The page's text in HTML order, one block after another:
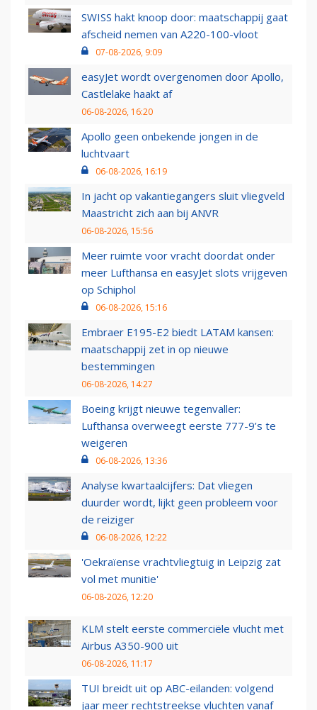
SWISS hakt knoop door: maatschappij gaat
afscheid nemen van A220-100-vloot
07-08-2026, 9:09
easyJet wordt overgenomen door Apollo,
Castlelake haakt af
06-08-2026, 16:20
Apollo geen onbekende jongen in de
luchtvaart
06-08-2026, 16:19
In jacht op vakantiegangers sluit vliegveld
Maastricht zich aan bij ANVR
06-08-2026, 15:56
Meer ruimte voor vracht doordat onder
meer Lufthansa en easyJet slots vrijgeven
op Schiphol
06-08-2026, 15:16
Embraer E195-E2 biedt LATAM kansen:
maatschappij zet in op nieuwe
bestemmingen
06-08-2026, 14:27
Boeing krijgt nieuwe tegenvaller:
Lufthansa overweegt eerste 777-9’s te
weigeren
06-08-2026, 13:36
Analyse kwartaalcijfers: Dat vliegen
duurder wordt, lijkt geen probleem voor
de reiziger
06-08-2026, 12:22
'Oekraïense vrachtvliegtuig in Leipzig zat
vol met munitie'
06-08-2026, 12:20
KLM stelt eerste commerciële vlucht met
Airbus A350-900 uit
06-08-2026, 11:17
TUI breidt uit op ABC-eilanden: volgend
jaar meer rechtstreekse vluchten vanaf